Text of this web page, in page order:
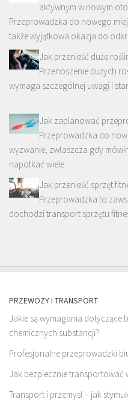
aktywnym w nowym
Przeprowadzka do nowego
także wyjątkowa okazja do
Jak przenieść duże
Przenoszenie dużych
wymaga szczególnej uwagi i
…
Jak zaplanować
Przeprowadzka do
wyzwanie, zwłaszcza gdy
napotkać wiele …
Jak przenieść sprzęt
Przeprowadzka to
dochodzi transport sprzętu
…
PRZEWOZY I TRANSPORT
Jakie są wymagania dotyczące
chemicznych substancji?
Profesjonalne przeprowadzki
Jak bezpiecznie transportować
Transport i przemysł – jak